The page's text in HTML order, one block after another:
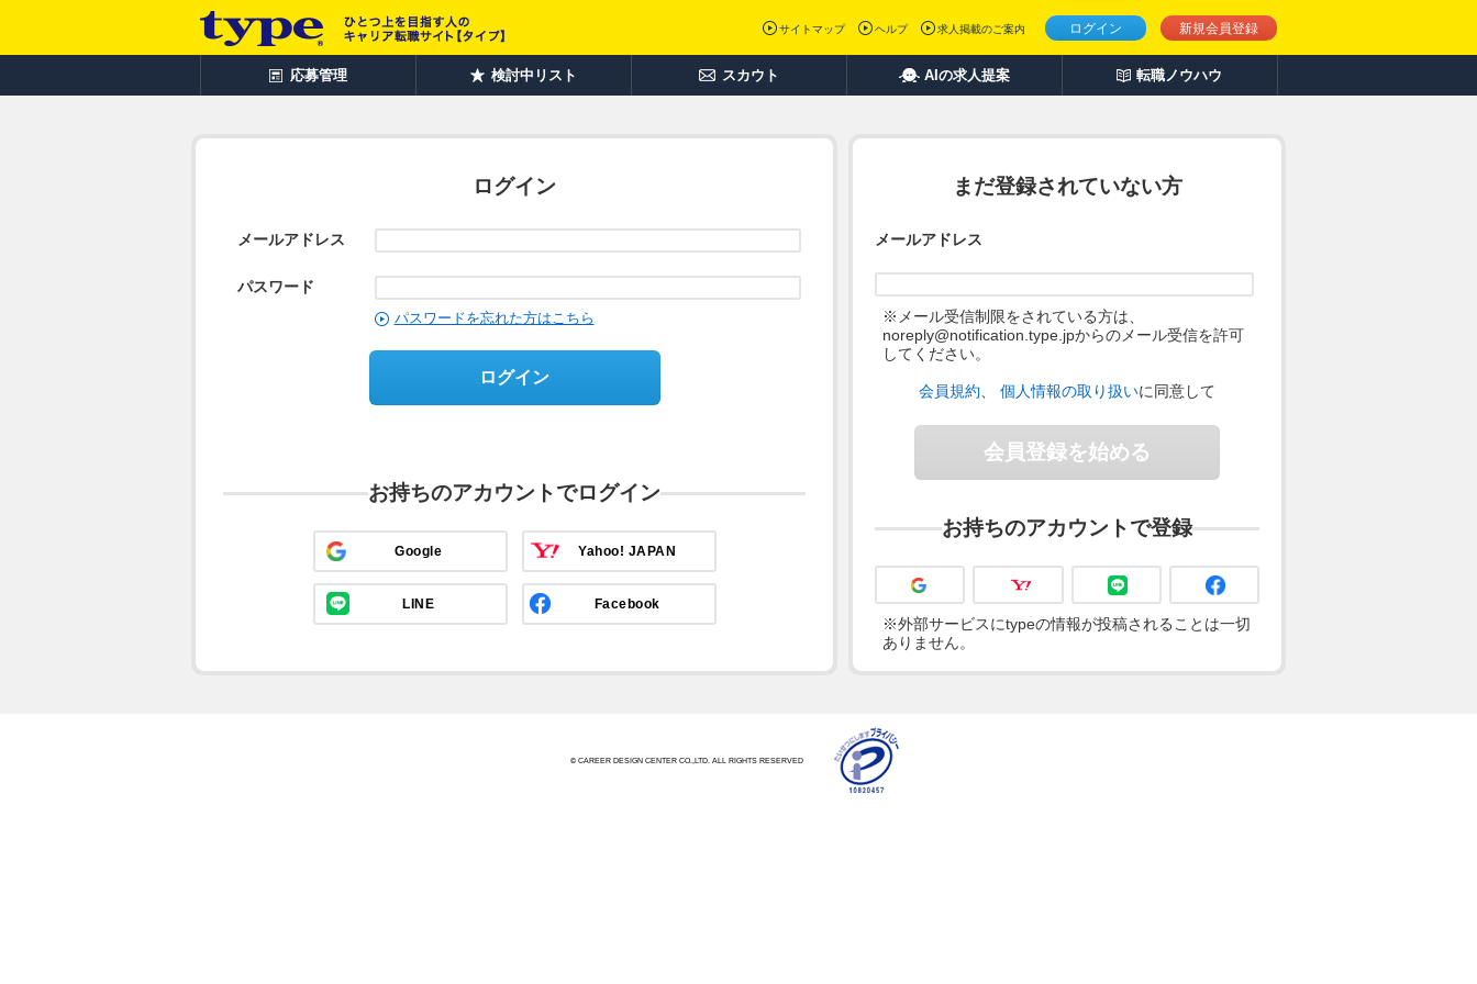
ログイン 新規会員登録
サイトマップ ヘルプ 求人掲載のご案内
応募管理 検討中リスト スカウト AIの求人提案 転職ノウハウ
ログイン
メールアドレス
パスワード
パスワードを忘れた方はこちら
ログイン
お持ちのアカウントでログイン
Google Yahoo! JAPAN
LINE Facebook
まだ登録されていない方
メールアドレス
※メール受信制限をされている方は、
noreply@notification.type.jpからのメール受信を許可
してください。
会員規約 個人情報の取り扱いに同意して
会員登録を始める
お持ちのアカウントで登録
※外部サービスにtypeの情報が投稿されることは一切
ありません。
© CAREER DESIGN CENTER CO.,LTD. ALL RIGHTS RESERVED